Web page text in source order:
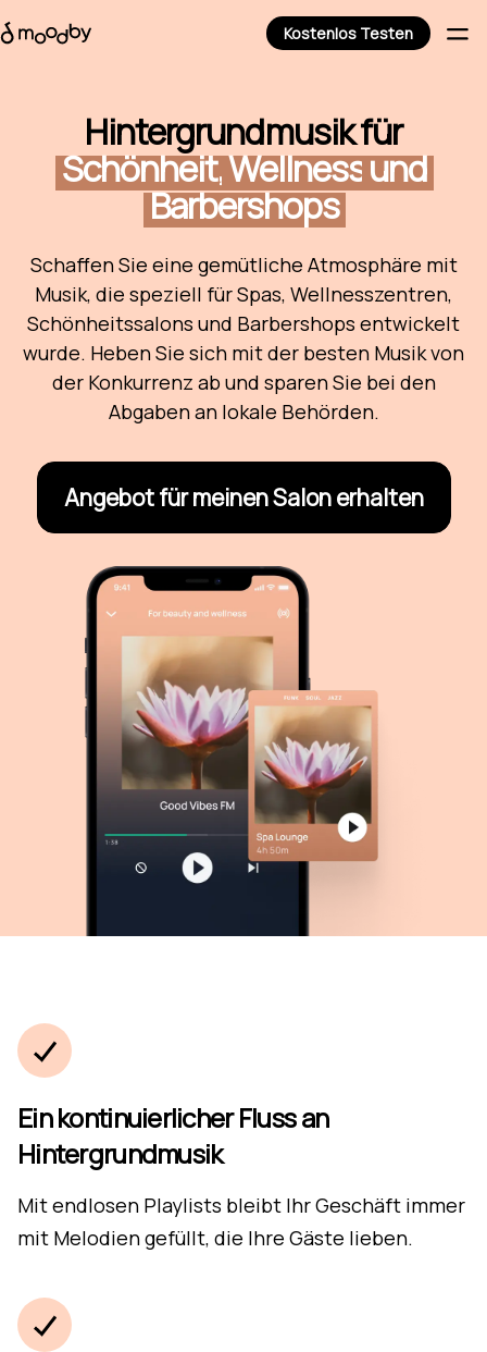
Kostenlos Testen
Hintergrundmusik für
Schönheit,Wellnessund
Barbershops
Schaffen Sie eine gemütliche Atmosphäre mit
Musik, die speziell für Spas, Wellnesszentren,
Schönheitssalons und Barbershops entwickelt
wurde. Heben Sie sich mit der besten Musik von
der Konkurrenz ab und sparen Sie bei den
Abgaben an lokale Behörden.
Angebot für meinen Salon erhalten
Ein kontinuierlicher Fluss an
Hintergrundmusik
Mit endlosen Playlists bleibt Ihr Geschäft immer
mit Melodien gefüllt, die Ihre Gäste lieben.